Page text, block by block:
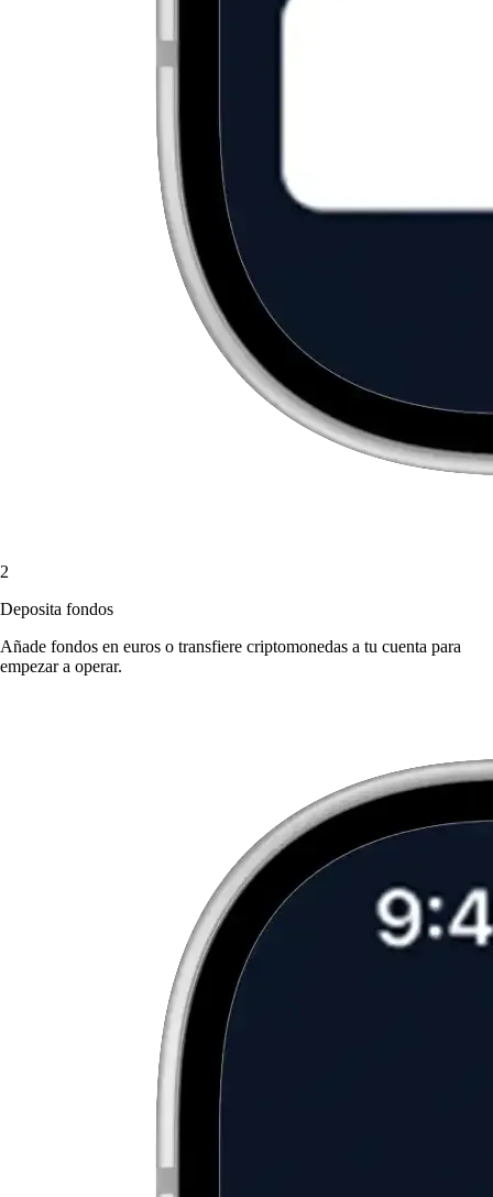
2
Deposita fondos
Añade fondos en euros o transfiere criptomonedas a tu cuenta para
empezar a operar.